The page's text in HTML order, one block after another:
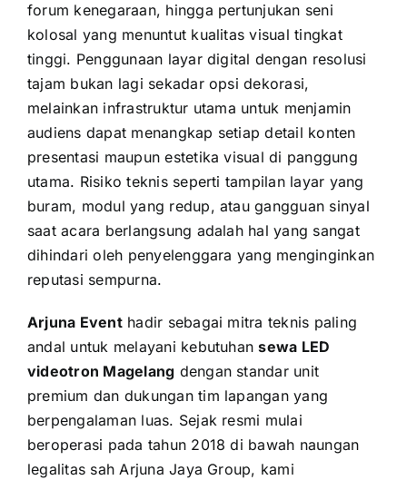
forum kenegaraan, hingga pertunjukan seni
kolosal yang menuntut kualitas visual tingkat
tinggi. Penggunaan layar digital dengan resolusi
tajam bukan lagi sekadar opsi dekorasi,
melainkan infrastruktur utama untuk menjamin
audiens dapat menangkap setiap detail konten
presentasi maupun estetika visual di panggung
utama. Risiko teknis seperti tampilan layar yang
buram, modul yang redup, atau gangguan sinyal
saat acara berlangsung adalah hal yang sangat
dihindari oleh penyelenggara yang menginginkan
reputasi sempurna.
Arjuna Eventhadir sebagai mitra teknis paling
andal untuk melayani kebutuhansewa LED
videotron Magelang dengan standar unit
premium dan dukungan tim lapangan yang
berpengalaman luas. Sejak resmi mulai
beroperasi pada tahun 2018 di bawah naungan
legalitas sah Arjuna Jaya Group, kami